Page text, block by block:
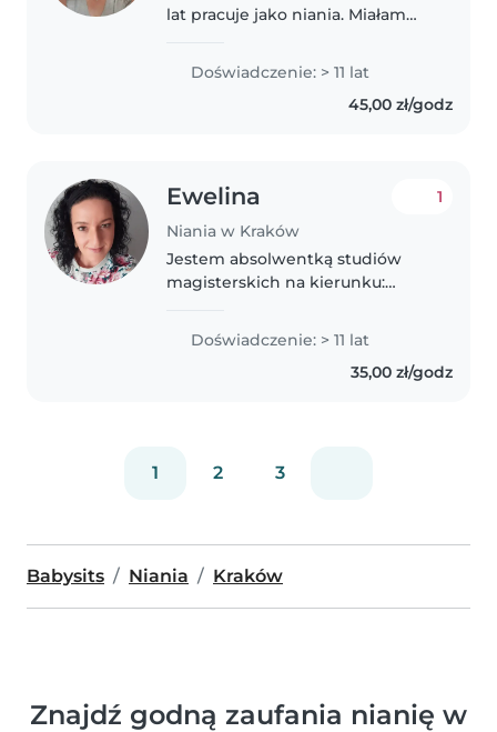
lat pracuje jako niania. Miałam
bliźniaków ..dwa etaty chłopców
a następnie dwa etaty
potwierdzone referencjami od
Doświadczenie: > 11 lat
45,00 zł/godz
Ewelina
Niania w Kraków
1
Jestem absolwentką studiów
magisterskich na kierunku:
opiekuńcza. Uwielbiam pracę z
dziećmi ( pracę dla mnie to
raczej przyjemność). Posiadam
Doświadczenie: > 11 lat
35,00 zł/godz
1 2 3
Babysits Niania Kraków
Znajdź godną zaufania nianię w